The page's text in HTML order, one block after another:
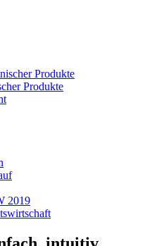
Produkte
Produkte
2019